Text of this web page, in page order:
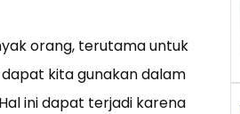
orang, terutama untuk
kita gunakan dalam
ini dapat terjadi karena